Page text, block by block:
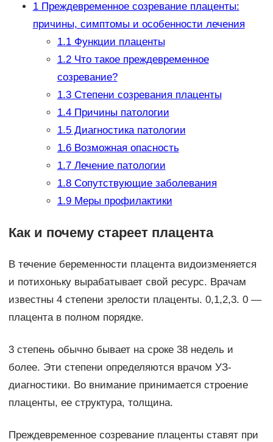
1Преждевременное созревание плаценты:
причины, симптомы и особенности лечения
1.1Функции плаценты
1.2Что такое преждевременное
созревание?
1.3Степени созревания плаценты
1.4Причины патологии
1.5Диагностика патологии
1.6Возможная опасность
1.7Лечение патологии
1.8Сопутствующие заболевания
1.9Меры профилактики
Как и почему стареет плацента
В течение беременности плацента видоизменяется
и потихоньку вырабатывает свой ресурс. Врачам
известны 4 степени зрелости плаценты. 0,1,2,3. 0 —
плацента в полном порядке.
3 степень обычно бывает на сроке 38 недель и
более. Эти степени определяются врачом УЗ-
диагностики. Во внимание принимается строение
плаценты, ее структура, толщина.
Преждевременное созревание плаценты ставят при